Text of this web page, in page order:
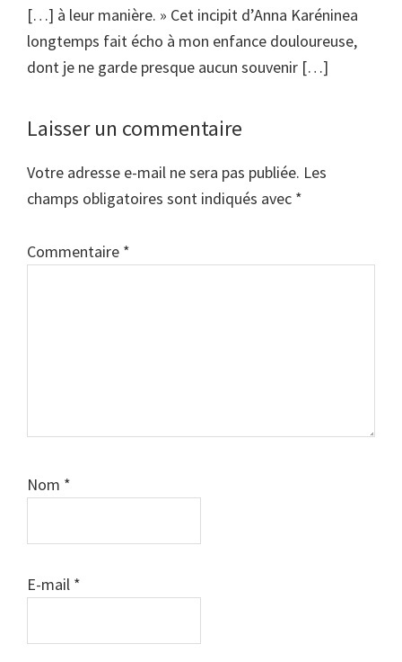
[…] à leur manière. » Cet incipit d’Anna Karéninea
longtemps fait écho à mon enfance douloureuse,
dont je ne garde presque aucun souvenir […]
Laisser un commentaire
Votre adresse e-mail ne sera pas publiée. Les
champs obligatoires sont indiqués avec *
Commentaire *
Nom *
E-mail *